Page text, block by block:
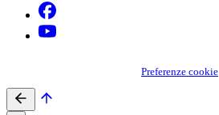
Preferenze cookie